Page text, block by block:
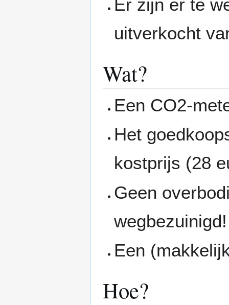
Er zijn er te
uitverkocht
Wat?
Een CO2-
Het
kostprijs (28
Geen
wegbezuinigd!
Een
Hoe?